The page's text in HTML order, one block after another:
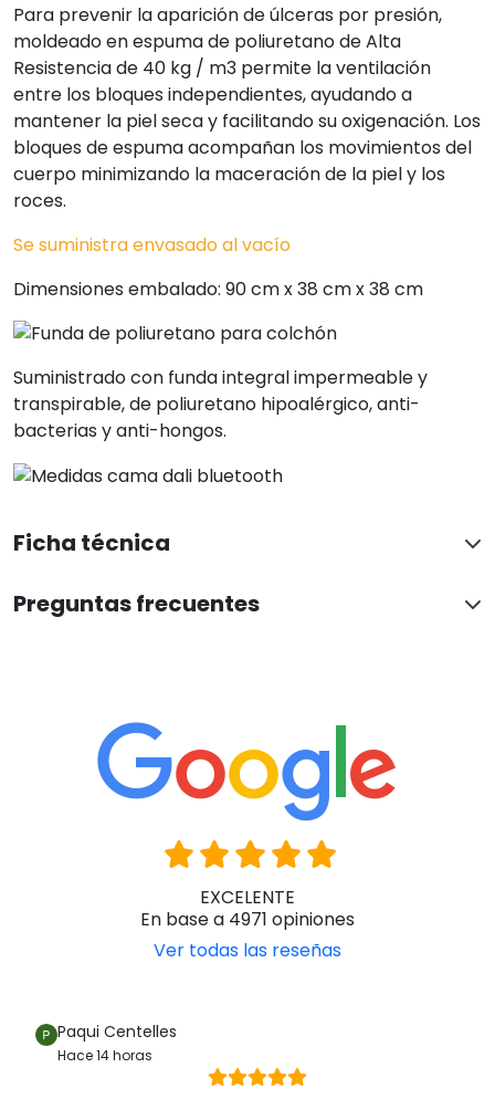
Para prevenir la aparición de úlceras por presión,
moldeado en espuma de poliuretano de Alta
Resistencia de 40 kg / m3 permite la ventilación
entre los bloques independientes, ayudando a
mantener la piel seca y facilitando su oxigenación. Los
bloques de espuma acompañan los movimientos del
cuerpo minimizando la maceración de la piel y los
roces.
Se suministra envasado al vacío
Dimensiones embalado: 90 cm x 38 cm x 38 cm
Suministrado con funda integral impermeable y
transpirable, de poliuretano hipoalérgico, anti-
bacterias y anti-hongos.
Ficha técnica
Preguntas frecuentes
EXCELENTE
En base a 4971 opiniones
Ver todas las reseñas
Paqui Centelles
Hace 14 horas